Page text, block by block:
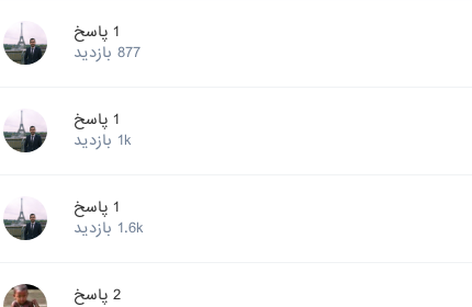
1 پاسخ
877 بازدید
1 پاسخ
1k بازدید
1 پاسخ
1.6k بازدید
2 پاسخ